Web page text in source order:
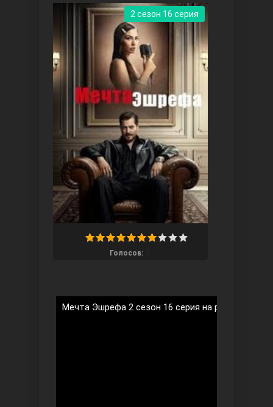
Ветреный холм
Ты назови
Голосов:
2 сезон 16 серия
Мечта Эшрефа 2 сезон 16 серия на русском